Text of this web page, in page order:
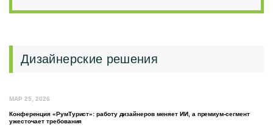
Дизайнерские решения
МАР 25, 2026
Конференция «РумТурист»: работу дизайнеров меняет ИИ, а премиум-сегмент
ужесточает требования